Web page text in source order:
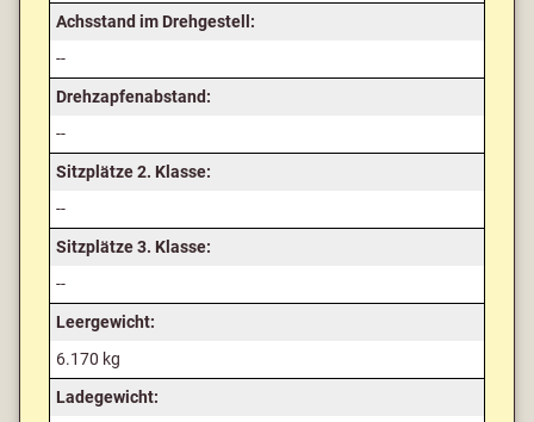
Achsstand im Drehgestell:
--
Drehzapfenabstand:
--
Sitzplätze 2. Klasse:
--
Sitzplätze 3. Klasse:
--
Leergewicht:
6.170 kg
Ladegewicht: